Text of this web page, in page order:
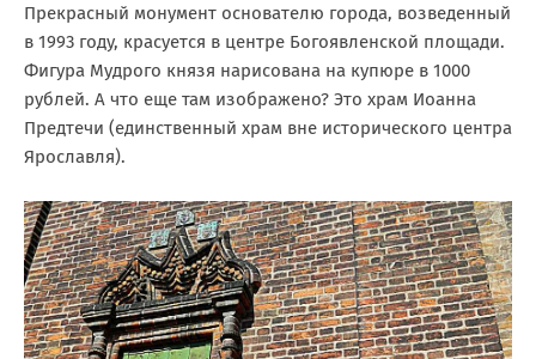
Прекрасный монумент основателю города, возведенный
в 1993 году, красуется в центре Богоявленской площади.
Фигура Мудрого князя нарисована на купюре в 1000
рублей. А что еще там изображено? Это храм Иоанна
Предтечи (единственный храм вне исторического центра
Ярославля).